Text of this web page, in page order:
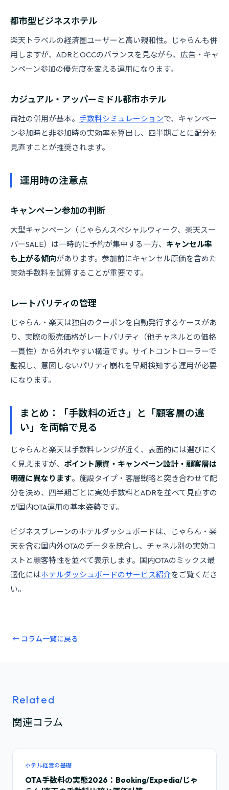
都市型ビジネスホテル
楽天トラベルの経済圏ユーザーと高い親和性。じゃらんも併
用しますが、ADRとOCCのバランスを見ながら、広告・キャ
ンペーン参加の優先度を変える運用になります。
カジュアル・アッパーミドル都市ホテル
両社の併用が基本。 手数料シミュレーションで、キャンペー
ン参加時と非参加時の実効率を算出し、四半期ごとに配分を
見直すことが推奨されます。
運用時の注意点
キャンペーン参加の判断
大型キャンペーン（じゃらんスペシャルウィーク、楽天スー
パーSALE）は一時的に予約が集中する一方、 キャンセル率
も上がる傾向があります。参加前にキャンセル原価を含めた
実効手数料を試算することが重要です。
レートパリティの管理
じゃらん・楽天は独自のクーポンを自動発行するケースがあ
り、実際の販売価格がレートパリティ（他チャネルとの価格
一貫性）から外れやすい構造です。サイトコントローラーで
監視し、意図しないパリティ崩れを早期検知する運用が必要
になります。
まとめ：「手数料の近さ」と「顧客層の違
い」を両輪で見る
じゃらんと楽天は手数料レンジが近く、表面的には選びにく
く見えますが、 ポイント原資・キャンペーン設計・顧客層は
明確に異なります。施設タイプ・客層戦略と突き合わせて配
分を決め、四半期ごとに実効手数料とADRを並べて見直すの
が国内OTA運用の基本姿勢です。
ビジネスブレーンのホテルダッシュボードは、じゃらん・楽
天を含む国内外OTAのデータを統合し、チャネル別の実効コ
ストと顧客特性を並べて表示します。国内OTAのミックス最
適化にはホテルダッシュボードのサービス紹介をご覧くださ
い。
← コラム一覧に戻る
Related
関連コラム
ホテル経営の基礎
OTA手数料の実態2026：Booking/Expedia/じゃ